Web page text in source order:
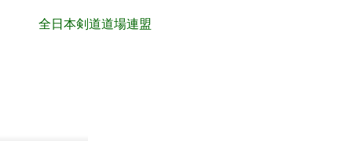
全日本剣道道場連盟